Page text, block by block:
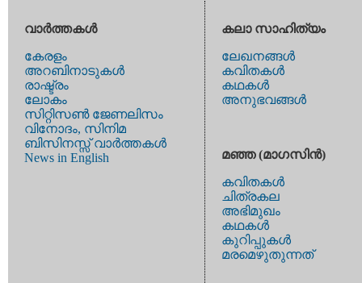
വാര്‍ത്തകള്‍
കേരളം
അറബിനാടുകള്‍
രാഷ്ട്രം
ലോകം
സിറ്റിസണ്‍ ജേണലിസം
വിനോദം, സിനിമ
ബിസിനസ്സ് വാര്‍ത്തകള്‍
News in English
കലാ സാഹിത്യം
ലേഖനങ്ങള്‍
കവിതകള്‍
കഥകള്‍
അനുഭവങ്ങള്‍
മഞ്ഞ (മാഗസിന്‍)
കവിതകള്‍
ചിത്രകല
അഭിമുഖം
കഥകള്‍
കുറിപ്പുകള്‍
മരമെഴുതുന്നത്